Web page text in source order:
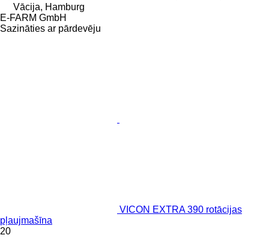
Vācija, Hamburg
E-FARM GmbH
Sazināties ar pārdevēju
VICON EXTRA 390 rotācijas
pļaujmašīna
20